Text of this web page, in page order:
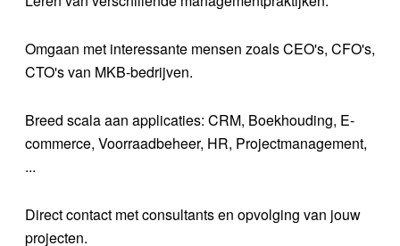
Omgaan met interessante mensen zoals CEO's, CFO's,
CTO's van MKB-bedrijven.
Breed scala aan applicaties: CRM, Boekhouding, E-
commerce, Voorraadbeheer, HR, Projectmanagement,
...
Direct contact met consultants en opvolging van jouw
projecten.